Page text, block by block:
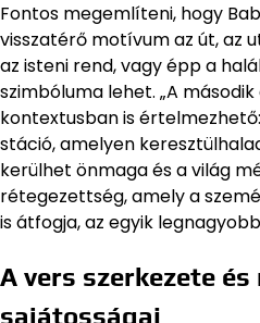
Fontos megemlíteni, hogy
visszatérő motívum az út, az
az isteni rend, vagy épp a
szimbóluma lehet. „A
kontextusban is
stáció, amelyen
kerülhet önmaga és a világ
rétegezettség, amely a
is átfogja, az egyik
A vers szerkezete
sajátosságai